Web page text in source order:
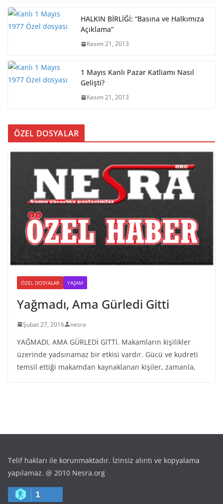
HALKIN BİRLİĞİ: “Basına ve Halkımıza
Açıklama”
Kasım 21, 2013
1 Mayıs Kanlı Pazar Katliamı Nasıl
Gelişti?
Kasım 21, 2013
ÖZEL DOSYALAR
ÖZEL DOSYALAR YAŞAM
Yağmadı, Ama Gürledi Gitti
Şubat 27, 2016 nesra
YAĞMADI, AMA GÜRLEDİ GİTTİ. Makamların kişilikler
üzerinde yadsınamaz bir etkisi vardır. Gücü ve kudreti
temsil ettiği makamdan kaynaklanan kişiler, zamanla,
Telif hakları ile korunmaktadır. İzinsiz alıntı ve kopyalama
yapılamaz. @ 2010 Nesra.org
1